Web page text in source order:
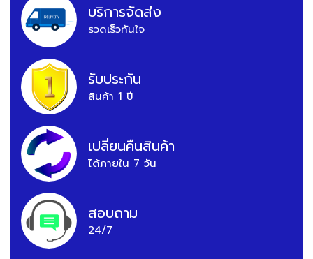
บริการจัดส่ง
รวดเร็วทันใจ
รับประกัน
สินค้า 1 ปี
เปลี่ยนคืนสินค้า
ได้ภายใน 7 วัน
สอบถาม
24/7